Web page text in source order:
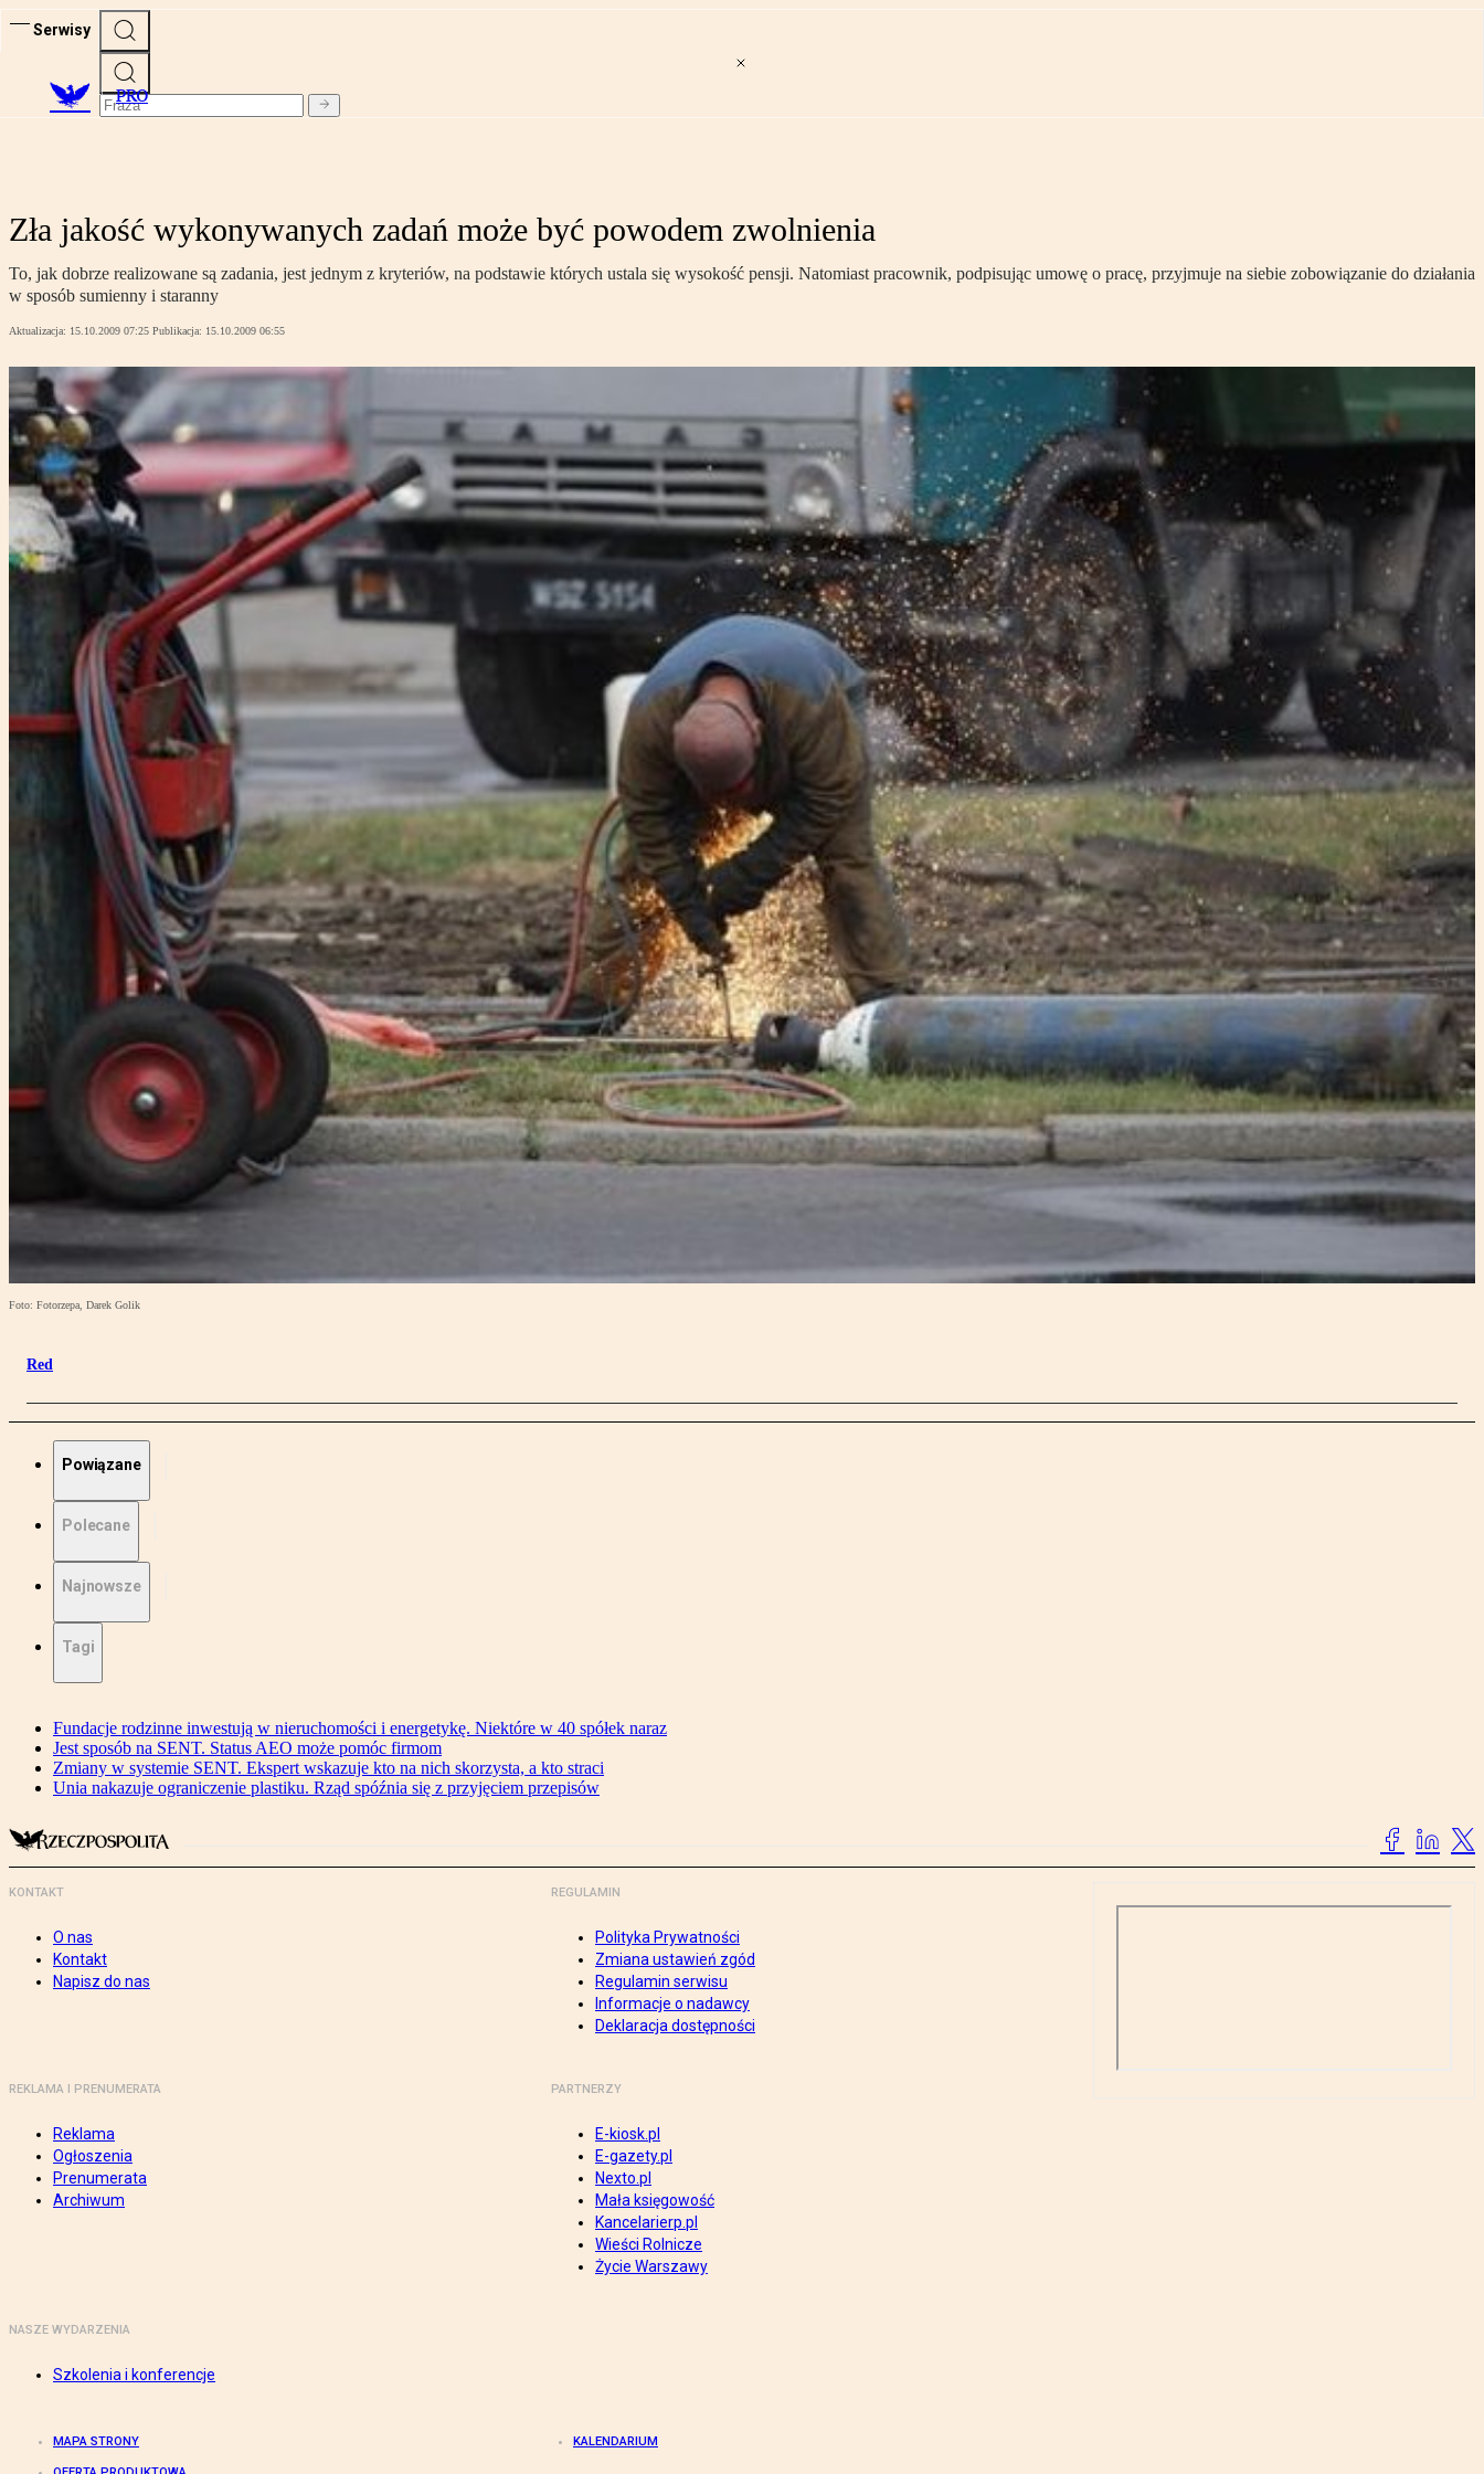
Serwisy
PRO
Zła jakość wykonywanych zadań może być powodem zwolnienia
To, jak dobrze realizowane są zadania, jest jednym z kryteriów, na podstawie których ustala się wysokość pensji. Natomiast pracownik, podpisując umowę o pracę, przyjmuje na siebie zobowiązanie do działania
w sposób sumienny i staranny
Aktualizacja: 15.10.2009 07:25 Publikacja: 15.10.2009 06:55
Foto: Fotorzepa, Darek Golik
Red
Powiązane
Polecane
Najnowsze
Tagi
Fundacje rodzinne inwestują w nieruchomości i energetykę. Niektóre w 40 spółek naraz
Jest sposób na SENT. Status AEO może pomóc firmom
Zmiany w systemie SENT. Ekspert wskazuje kto na nich skorzysta, a kto straci
Unia nakazuje ograniczenie plastiku. Rząd spóźnia się z przyjęciem przepisów
KONTAKT
O nas
Kontakt
Napisz do nas
REGULAMIN
Polityka Prywatności
Zmiana ustawień zgód
Regulamin serwisu
Informacje o nadawcy
Deklaracja dostępności
REKLAMA I PRENUMERATA
Reklama
Ogłoszenia
Prenumerata
Archiwum
PARTNERZY
E-kiosk.pl
E-gazety.pl
Nexto.pl
Mała księgowość
Kancelarierp.pl
Wieści Rolnicze
Życie Warszawy
NASZE WYDARZENIA
Szkolenia i konferencje
MAPA STRONY KALENDARIUM